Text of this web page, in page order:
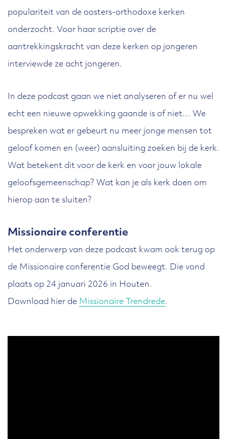
populariteit van de oosters-orthodoxe kerken
onderzocht. Voor haar scriptie over de
aantrekkingskracht van deze kerken op jongeren
interviewde ze acht jongeren.
In deze podcast gaan we niet analyseren of er nu wel
echt een nieuwe opwekking gaande is of niet… We
bespreken wat er gebeurt nu meer jonge mensen tot
geloof komen en (weer) aansluiting zoeken bij de kerk.
Wat betekent dit voor de kerk en voor jouw lokale
geloofsgemeenschap? Wat kan je als kerk doen om
hierop aan te sluiten?
Missionaire conferentie
Het onderwerp van deze podcast kwam ook terug op
de Missionaire conferentie God beweegt. Die vond
plaats op 24 januari 2026 in Houten.
Download hier de Missionaire Trendrede.